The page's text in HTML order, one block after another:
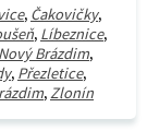
, Čakovičky,
, Líbeznice,
Nový Brázdim,
, Přezletice,
,Zlonín